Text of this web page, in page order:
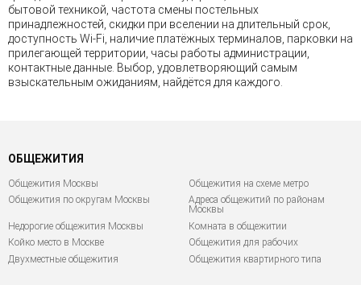
бытовой техникой, частота смены постельных
принадлежностей, скидки при вселении на длительный срок,
доступность Wi-Fi, наличие платёжных терминалов, парковки на
прилегающей территории, часы работы администрации,
контактные данные. Выбор, удовлетворяющий самым
взыскательным ожиданиям, найдётся для каждого.
ОБЩЕЖИТИЯ
Общежития Москвы
Общежития на схеме метро
Общежития по округам Москвы
Адреса общежитий по районам
Москвы
Недорогие общежития Москвы
Комната в общежитии
Койко место в Москве
Общежития для рабочих
Двухместные общежития
Общежития квартирного типа